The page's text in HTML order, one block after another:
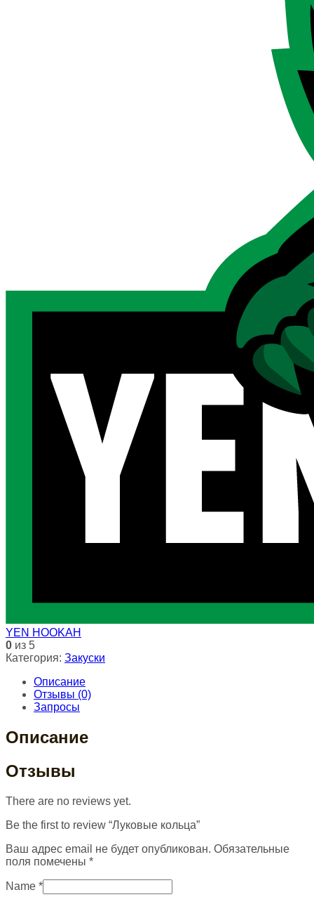
YEN HOOKAH
0 из 5
Категория: Закуски
Описание
Отзывы (0)
Запросы
Описание
Отзывы
There are no reviews yet.
Be the first to review “Луковые кольца”
Ваш адрес email не будет опубликован. Обязательные
поля помечены *
Name *